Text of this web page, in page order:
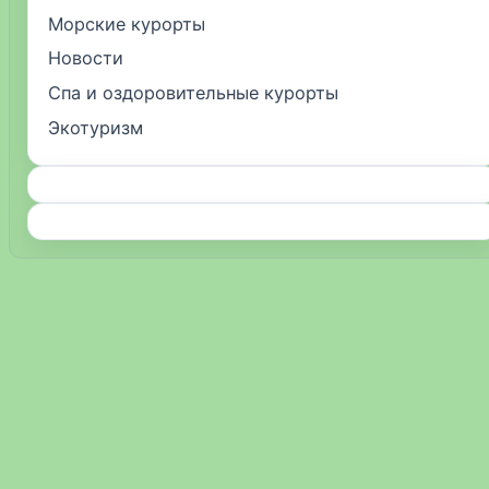
Морские курорты
Новости
Спа и оздоровительные курорты
Экотуризм